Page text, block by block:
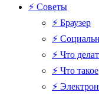
⚡ Советы
⚡ Браузер
⚡
⚡ Что
⚡ Что такое
⚡